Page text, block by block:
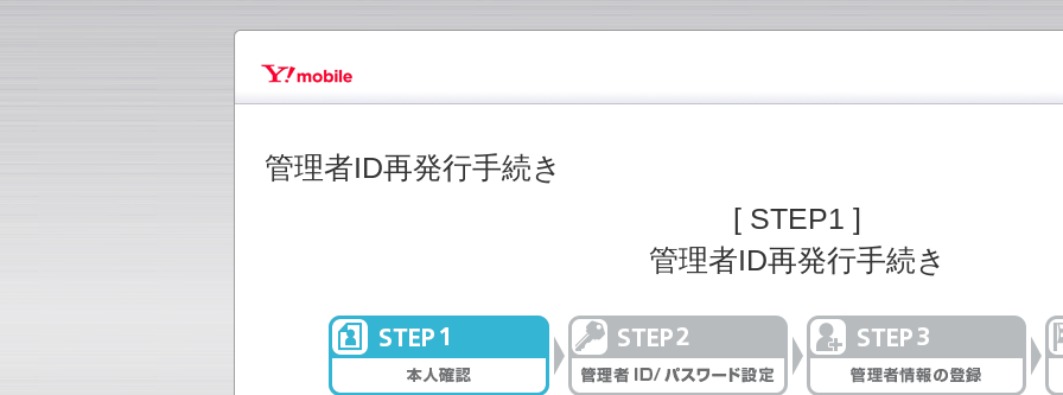
管理者ID再発行手続き
[ STEP1 ]
管理者ID再発行手続き